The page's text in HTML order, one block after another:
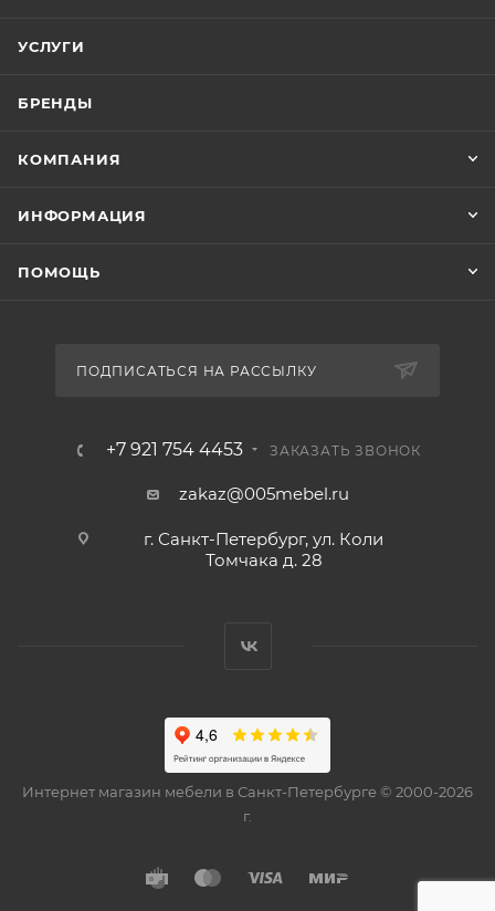
УСЛУГИ
БРЕНДЫ
КОМПАНИЯ
ИНФОРМАЦИЯ
ПОМОЩЬ
ПОДПИСАТЬСЯ НА РАССЫЛКУ
+7 921 754 4453 ЗАКАЗАТЬ ЗВОНОК
zakaz@005mebel.ru
г. Санкт-Петербург, ул. Коли
Томчака д. 28
Интернет магазин мебели в Санкт-Петербурге © 2000-2026
г.